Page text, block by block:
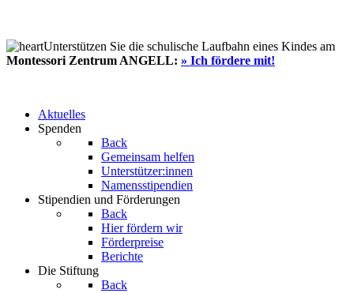
Unterstützen Sie die schulische Laufbahn eines Kindes am
Montessori Zentrum ANGELL: » Ich fördere mit!
Aktuelles
Spenden
Back
Gemeinsam helfen
Unterstützer:innen
Namensstipendien
Stipendien und Förderungen
Back
Hier fördern wir
Förderpreise
Berichte
Die Stiftung
Back